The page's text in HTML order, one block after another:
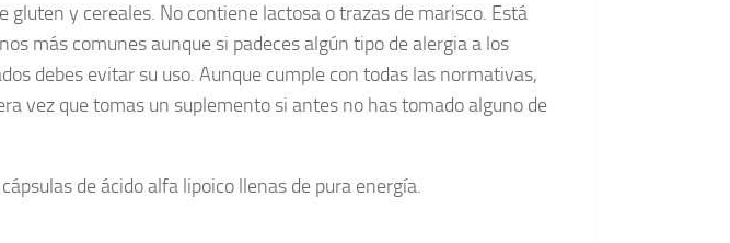
gluten y cereales. No contiene lactosa o trazas de marisco. Está
más comunes aunque si padeces algún tipo de alergia a los
debes evitar su uso. Aunque cumple con todas las normativas,
vez que tomas un suplemento si antes no has tomado alguno de
de ácido alfa lipoico llenas de pura energía.